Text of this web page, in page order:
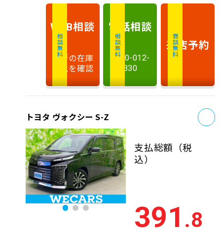
相談無料
WEB相談
最新の在庫
状況を確認
相談無料
電話相談
0120-012-
330
商談無料
来店予約
トヨタ ヴォクシー S-Z
支払総額 （税
込）
391 .8